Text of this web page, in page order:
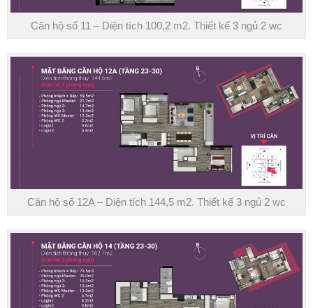
Căn hộ số 11 – Diện tích 100,2 m2. Thiết kế 3 ngủ 2 wc
Căn hộ số 12A – Diện tích 144,5 m2. Thiết kế 3 ngủ 2 wc